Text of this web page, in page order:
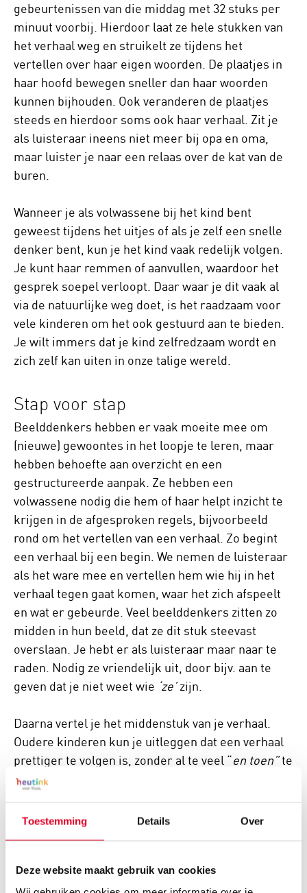
Toestemming Details Over
Deze website maakt gebruik van cookies
gebeurtenissen van die middag met 32 stuks per
minuut voorbij. Hierdoor laat ze hele stukken van
het verhaal weg en struikelt ze tijdens het
vertellen over haar eigen woorden. De plaatjes in
haar hoofd bewegen sneller dan haar woorden
kunnen bijhouden. Ook veranderen de plaatjes
steeds en hierdoor soms ook haar verhaal. Zit je
als luisteraar ineens niet meer bij opa en oma,
maar luister je naar een relaas over de kat van de
buren.
Wanneer je als volwassene bij het kind bent
geweest tijdens het uitjes of als je zelf een snelle
denker bent, kun je het kind vaak redelijk volgen.
Je kunt haar remmen of aanvullen, waardoor het
gesprek soepel verloopt. Daar waar je dit vaak al
via de natuurlijke weg doet, is het raadzaam voor
vele kinderen om het ook gestuurd aan te bieden.
Je wilt immers dat je kind zelfredzaam wordt en
zich zelf kan uiten in onze talige wereld.
Stap voor stap
Beelddenkers hebben er vaak moeite mee om
(nieuwe) gewoontes in het loopje te leren, maar
hebben behoefte aan overzicht en een
gestructureerde aanpak. Ze hebben een
volwassene nodig die hem of haar helpt inzicht te
krijgen in de afgesproken regels, bijvoorbeeld
rond om het vertellen van een verhaal. Zo begint
een verhaal bij een begin. We nemen de luisteraar
als het ware mee en vertellen hem wie hij in het
verhaal tegen gaat komen, waar het zich afspeelt
en wat er gebeurde. Veel beelddenkers zitten zo
midden in hun beeld, dat ze dit stuk steevast
overslaan. Je hebt er als luisteraar maar naar te
raden. Nodig ze vriendelijk uit, door bijv. aan te
geven dat je niet weet wie ‘ze’zijn.
Daarna vertel je het middenstuk van je verhaal.
Oudere kinderen kun je uitleggen dat een verhaal
prettiger te volgen is, zonder al te veel “en toen”te
gebruiken. Jongere kinderen kun je uitdagen dit
details te laten vertellen. Elk verhaal heeft recht op
het verhaal af te ronden. Zo weet de luisteraar dat
hij een vraag kan stellen of verder kan gaan met